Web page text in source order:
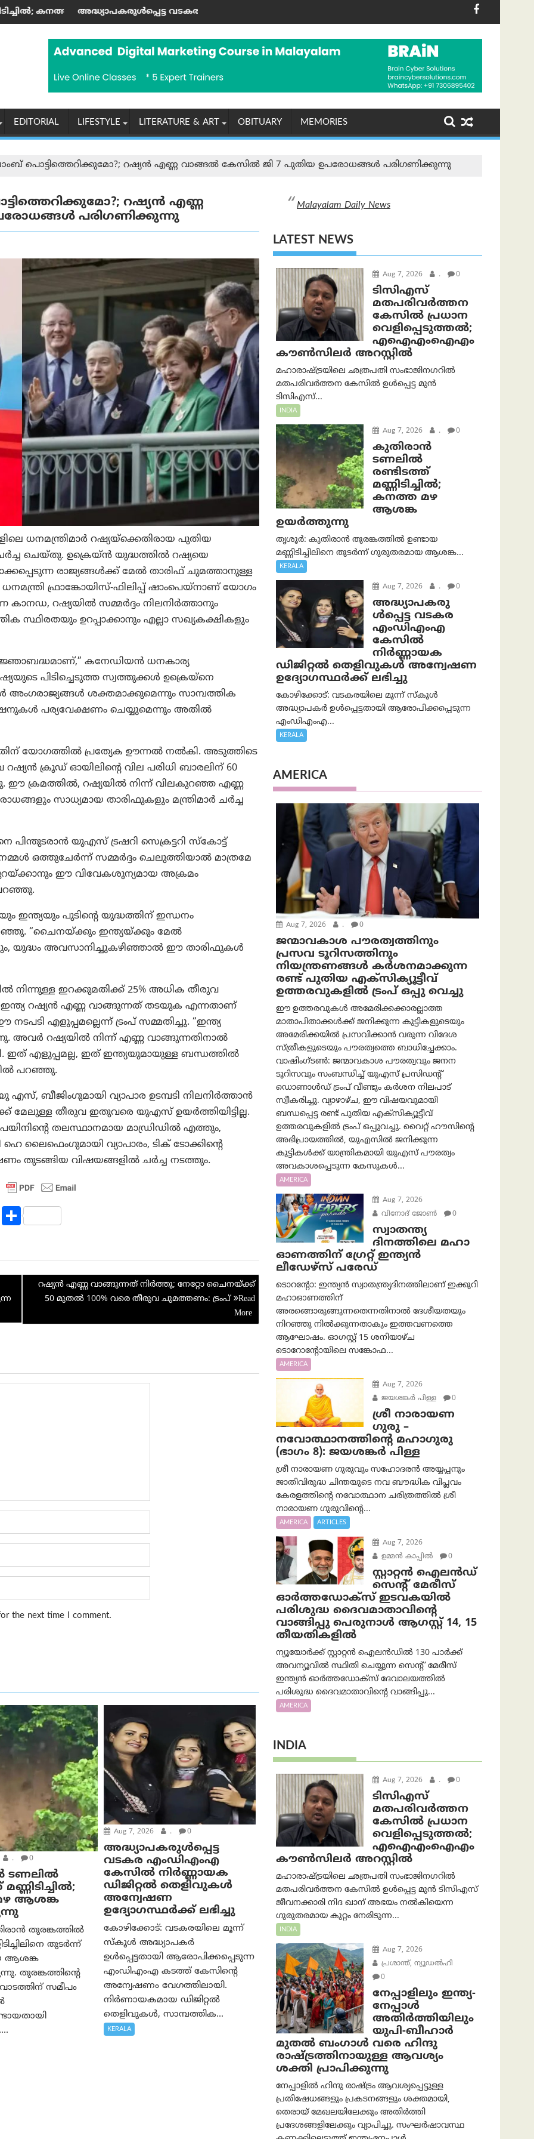
ഉയർത്തുന്നു വടകര എംഡി‌എം‌എ കേസില്‍ നിര്‍ണ്ണായക ഡിജിറ്റല്‍ തെളിവുകള്‍ അന്വേഷണ ഉദ്യോഗസ്ഥര്‍ക്ക് ലഭിച്ചു
കെഎസ്ആർടിസിയിൽ
EDITORIAL LIFESTYLE LITERATURE & ART OBITUARY MEMORIES
പൊട്ടിത്തെറിക്കുമോ?; റഷ്യൻ എണ്ണ വാങ്ങൽ കേസിൽ ജി 7 പുതിയ ഉപരോധങ്ങൾ പരിഗണിക്കുന്നു
റഷ്യൻ എണ്ണ
പരിഗണിക്കുന്നു
ധനമന്ത്രിമാർ റഷ്യയ്‌ക്കെതിരായ പുതിയ
ചെയ്തു. ഉക്രെയ്ൻ യുദ്ധത്തിൽ റഷ്യയെ
രാജ്യങ്ങൾക്ക് മേൽ താരിഫ് ചുമത്താനുള്ള
ഫ്രാങ്കോയിസ്-ഫിലിപ്പ് ഷാംപെയ്‌നാണ് യോഗം
റഷ്യയിൽ സമ്മർദ്ദം നിലനിർത്താനും
സ്ഥിരതയും ഉറപ്പാക്കാനും എല്ലാ സഖ്യകക്ഷികളും
കനേഡിയൻ ധനകാര്യ
പിടിച്ചെടുത്ത സ്വത്തുക്കൾ ഉക്രെയ്‌നെ
അംഗരാജ്യങ്ങൾ ശക്തമാക്കുമെന്നും സാമ്പത്തിക
പര്യവേക്ഷണം ചെയ്യുമെന്നും അതിൽ
യോഗത്തിൽ പ്രത്യേക ഊന്നൽ നൽകി. അടുത്തിടെ
ക്രൂഡ് ഓയിലിന്റെ വില പരിധി ബാരലിന് 60
ഈ ക്രമത്തിൽ, റഷ്യയിൽ നിന്ന് വിലകുറഞ്ഞ എണ്ണ
സാധ്യമായ താരിഫുകളും മന്ത്രിമാർ ചർച്ച
യുഎസ് ട്രഷറി സെക്രട്ടറി സ്കോട്ട്
ഒത്തുചേർന്ന് സമ്മർദ്ദം ചെലുത്തിയാൽ മാത്രമേ
ഈ വിവേകശൂന്യമായ അക്രമം
ഇന്ത്യയും പുടിന്റെ യുദ്ധത്തിന് ഇന്ധനം
“ചൈനയ്ക്കും ഇന്ത്യയ്ക്കും മേൽ
യുദ്ധം അവസാനിച്ചുകഴിഞ്ഞാൽ ഈ താരിഫുകൾ
ഇറക്കുമതിക്ക് 25% അധിക തീരുവ
ഇന്ത്യ റഷ്യൻ എണ്ണ വാങ്ങുന്നത് തടയുക എന്നതാണ്
എളുപ്പമല്ലെന്ന് ട്രംപ് സമ്മതിച്ചു. “ഇന്ത്യ
അവർ റഷ്യയിൽ നിന്ന് എണ്ണ വാങ്ങുന്നതിനാൽ
ഇത് എളുപ്പമല്ല, ഇത് ഇന്ത്യയുമായുള്ള ബന്ധത്തിൽ
പറഞ്ഞു.
എസ്, ബീജിംഗുമായി വ്യാപാര ഉടമ്പടി നിലനിർത്താൻ
തീരുവ ഇതുവരെ യുഎസ് ഉയർത്തിയിട്ടില്ല.
തലസ്ഥാനമായ മാഡ്രിഡിൽ എത്തും,
ലൈഫെംഗുമായി വ്യാപാരം, ടിക് ടോക്കിന്റെ
തുടങ്ങിയ വിഷയങ്ങളിൽ ചർച്ച നടത്തും.
R S
e
റഷ്യൻ എണ്ണ വാങ്ങുന്നത് നിർത്തൂ; നേറ്റോ ചൈനയ്ക്ക്
50 മുതൽ 100% വരെ തീരുവ ചുമത്തണം: ട്രം‌പ്
the next time I comment.
. 0
ടണലിൽ
ആശങ്ക
തുരങ്കത്തിൽ
തുടർന്ന്
ആശങ്ക
തുരങ്കത്തിന്റെ
സമീപം
Aug 7, 2026 . 0
അദ്ധ്യാപകരുള്‍പ്പെട്ട
വടകര എംഡി‌എം‌എ
കേസില്‍ നിര്‍ണ്ണായക
ഡിജിറ്റല്‍ തെളിവുകള്‍
അന്വേഷണ
ഉദ്യോഗസ്ഥര്‍ക്ക് ലഭിച്ചു
കോഴിക്കോട്: വടകരയിലെ മൂന്ന്
സ്കൂൾ അദ്ധ്യാപകർ
ഉൾപ്പെട്ടതായി ആരോപിക്കപ്പെടുന്ന
എംഡിഎംഎ കടത്ത് കേസിന്റെ
അന്വേഷണം വേഗത്തിലായി.
നിർണായകമായ ഡിജിറ്റൽ
തെളിവുകൾ, സാമ്പത്തിക...
KERALA
Malayalam Daily News
LATEST NEWS
Aug 7, 2026 . 0
ടിസിഎസ്
മതപരിവർത്തന
കേസിൽ പ്രധാന
വെളിപ്പെടുത്തൽ;
എഐഎംഐഎം
കൗൺസിലർ അറസ്റ്റിൽ
മഹാരാഷ്ട്രയിലെ ഛത്രപതി സംഭാജിനഗറിൽ
മതപരിവർത്തന കേസിൽ ഉൾപ്പെട്ട മുൻ
ടിസിഎസ്...
INDIA
Aug 7, 2026 . 0
കുതിരാൻ
ടണലിൽ
രണ്ടിടത്ത്
മണ്ണിടിച്ചിൽ;
കനത്ത മഴ
ആശങ്ക
ഉയർത്തുന്നു
തൃശൂർ: കുതിരാൻ തുരങ്കത്തിൽ ഉണ്ടായ
മണ്ണിടിച്ചിലിനെ തുടർന്ന് ഗുരുതരമായ ആശങ്ക...
KERALA
Aug 7, 2026 . 0
അദ്ധ്യാപകരു
ള്‍പ്പെട്ട വടകര
എംഡി‌എം‌എ
കേസില്‍
നിര്‍ണ്ണായക
ഡിജിറ്റല്‍ തെളിവുകള്‍ അന്വേഷണ
ഉദ്യോഗസ്ഥര്‍ക്ക് ലഭിച്ചു
കോഴിക്കോട്: വടകരയിലെ മൂന്ന് സ്കൂൾ
അദ്ധ്യാപകർ ഉൾപ്പെട്ടതായി ആരോപിക്കപ്പെടുന്ന
എംഡിഎംഎ...
KERALA
AMERICA
Aug 7, 2026 . 0
ജന്മാവകാശ പൗരത്വത്തിനും
പ്രസവ ടൂറിസത്തിനും
നിയന്ത്രണങ്ങൾ കർശനമാക്കുന്ന
രണ്ട് പുതിയ എക്സിക്യൂട്ടീവ്
ഉത്തരവുകളിൽ ട്രംപ് ഒപ്പു വെച്ചു
ഈ ഉത്തരവുകൾ അമേരിക്കക്കാരല്ലാത്ത
മാതാപിതാക്കൾക്ക് ജനിക്കുന്ന കുട്ടികളുടെയും
അമേരിക്കയിൽ പ്രസവിക്കാൻ വരുന്ന വിദേശ
സ്ത്രീകളുടെയും പൗരത്വത്തെ ബാധിച്ചേക്കാം.
വാഷിംഗ്ടണ്‍: ജന്മാവകാശ പൗരത്വവും ജനന
ടൂറിസവും സംബന്ധിച്ച് യുഎസ് പ്രസിഡന്റ്
ഡൊണാൾഡ് ട്രംപ് വീണ്ടും കർശന നിലപാട്
സ്വീകരിച്ചു. വ്യാഴാഴ്ച, ഈ വിഷയവുമായി
ബന്ധപ്പെട്ട രണ്ട് പുതിയ എക്സിക്യൂട്ടീവ്
ഉത്തരവുകളിൽ ട്രംപ് ഒപ്പുവച്ചു. വൈറ്റ് ഹൗസിന്റെ
അഭിപ്രായത്തിൽ, യുഎസിൽ ജനിക്കുന്ന
കുട്ടികൾക്ക് യാന്ത്രികമായി യുഎസ് പൗരത്വം
അവകാശപ്പെടുന്ന കേസുകൾ...
AMERICA
Aug 7, 2026
വിനോദ് ജോൺ
0
സ്വാതന്ത്യ
ദിനത്തിലെ മഹാ
ഓണത്തിന് ഗ്രേറ്റ് ഇന്ത്യൻ
ലീഡേഴ്സ് പരേഡ്
ടൊറന്റോ: ഇന്ത്യൻ സ്വാതന്ത്ര്യദിനത്തിലാണ് ഇക്കുറി
മഹാഓണത്തിന്
അരങ്ങൊരുങ്ങുന്നതെന്നതിനാൽ ദേശീയതയും
നിറഞ്ഞു നിൽക്കുന്നതാകും ഇത്തവണത്തെ
ആഘോഷം. ഓഗസ്റ്റ് 15 ശനിയാഴ്ച
ടൊറോന്റോയിലെ സങ്കോഫ...
AMERICA
Aug 7, 2026
ജയശങ്കര്‍ പിള്ള
0
ശ്രീ നാരായണ
ഗുരു –
നവോത്ഥാനത്തിന്റെ മഹാഗുരു
(ഭാഗം 8): ജയശങ്കര്‍ പിള്ള
ശ്രീ നാരായണ ഗുരുവും സഹോദരൻ അയ്യപ്പനും
ജാതിവിരുദ്ധ ചിന്തയുടെ നവ ബൗദ്ധിക വിപ്ലവം
കേരളത്തിന്റെ നവോത്ഥാന ചരിത്രത്തിൽ ശ്രീ
നാരായണ ഗുരുവിന്റെ...
AMERICA ARTICLES
Aug 7, 2026
ഉമ്മന്‍ കാപ്പില്‍
0
സ്റ്റാറ്റൻ ഐലൻഡ്
സെന്റ് മേരീസ്
ഓർത്തഡോക്സ് ഇടവകയിൽ
പരിശുദ്ധ ദൈവമാതാവിന്റെ
വാങ്ങിപ്പു പെരുനാൾ ആഗസ്റ്റ് 14, 15
തീയതികളിൽ
ന്യൂയോർക്ക് സ്റ്റാറ്റൻ ഐലൻഡിൽ 130 പാർക്ക്
അവന്യൂവിൽ സ്ഥിതി ചെയ്യുന്ന സെന്റ് മേരീസ്
ഇന്ത്യൻ ഓർത്തഡോക്സ് ദേവാലയത്തിൽ
പരിശുദ്ധ ദൈവമാതാവിന്റെ വാങ്ങിപ്പു...
AMERICA
INDIA
Aug 7, 2026 . 0
ടിസിഎസ്
മതപരിവർത്തന
കേസിൽ പ്രധാന
വെളിപ്പെടുത്തൽ;
എഐഎംഐഎം
കൗൺസിലർ അറസ്റ്റിൽ
മഹാരാഷ്ട്രയിലെ ഛത്രപതി സംഭാജിനഗറിൽ
മതപരിവർത്തന കേസിൽ ഉൾപ്പെട്ട മുൻ ടിസിഎസ്
ജീവനക്കാരി നിദ ഖാന് അഭയം നൽകിയെന്ന
ഗുരുതരമായ കുറ്റം നേരിടുന്ന...
INDIA
Aug 7, 2026
പ്രശാന്ത്, ന്യൂഡല്‍ഹി
0
നേപ്പാളിലും ഇന്ത്യ-
നേപ്പാൾ
അതിർത്തിയിലും
യുപി-ബീഹാർ
മുതൽ ബംഗാൾ വരെ ഹിന്ദു
രാഷ്ട്രത്തിനായുള്ള ആവശ്യം
ശക്തി പ്രാപിക്കുന്നു
നേപ്പാളിൽ ഹിന്ദു രാഷ്ട്രം ആവശ്യപ്പെട്ടുള്ള
പ്രതിഷേധങ്ങളും പ്രകടനങ്ങളും ശക്തമായി,
തെരായ് മേഖലയിലേക്കും അതിർത്തി
പ്രദേശങ്ങളിലേക്കും വ്യാപിച്ചു. സംഘർഷാവസ്ഥ